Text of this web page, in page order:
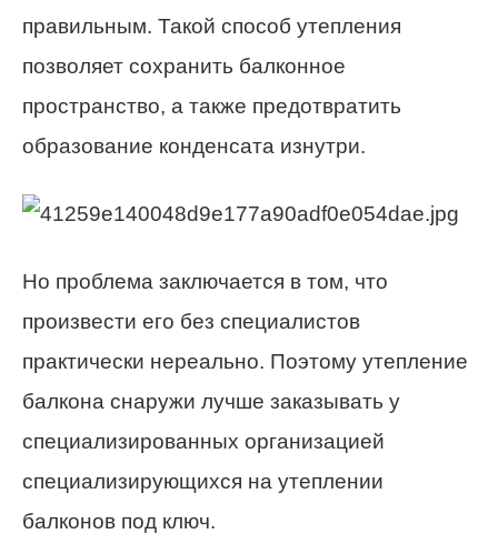
правильным. Такой способ утепления
позволяет сохранить балконное
пространство, а также предотвратить
образование конденсата изнутри.
Но проблема заключается в том, что
произвести его без специалистов
практически нереально. Поэтому утепление
балкона снаружи лучше заказывать у
специализированных организацией
специализирующихся на утеплении
балконов под ключ.